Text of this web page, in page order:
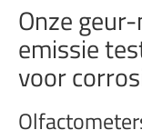
Onze
emissie
voor